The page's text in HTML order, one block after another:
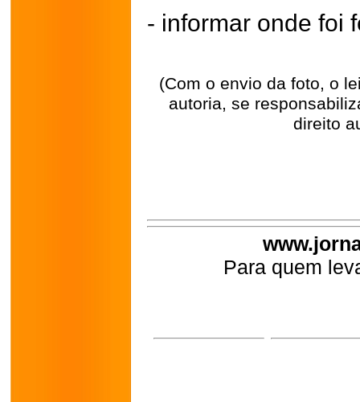
- informar onde foi
(Com o envio da foto, o
autoria, se
direito
Para quem